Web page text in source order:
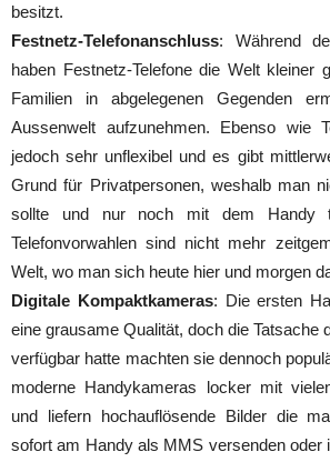
besitzt.
Festnetz-Telefonanschluss: Während
haben Festnetz-Telefone die Welt kleiner
Familien in abgelegenen Gegenden
Aussenwelt aufzunehmen. Ebenso wie
jedoch sehr unflexibel und es gibt
Grund für Privatpersonen, weshalb man
sollte und nur noch mit dem Handy
Telefonvorwahlen sind nicht mehr
Welt, wo man sich heute hier und morgen
Digitale Kompaktkameras: Die ersten
eine grausame Qualität, doch die Tatsache
verfügbar hatte machten sie dennoch
moderne Handykameras locker mit
und liefern hochauflösende Bilder die
sofort am Handy als MMS versenden oder